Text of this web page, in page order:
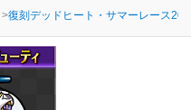
復刻デッドヒート・サマーレース